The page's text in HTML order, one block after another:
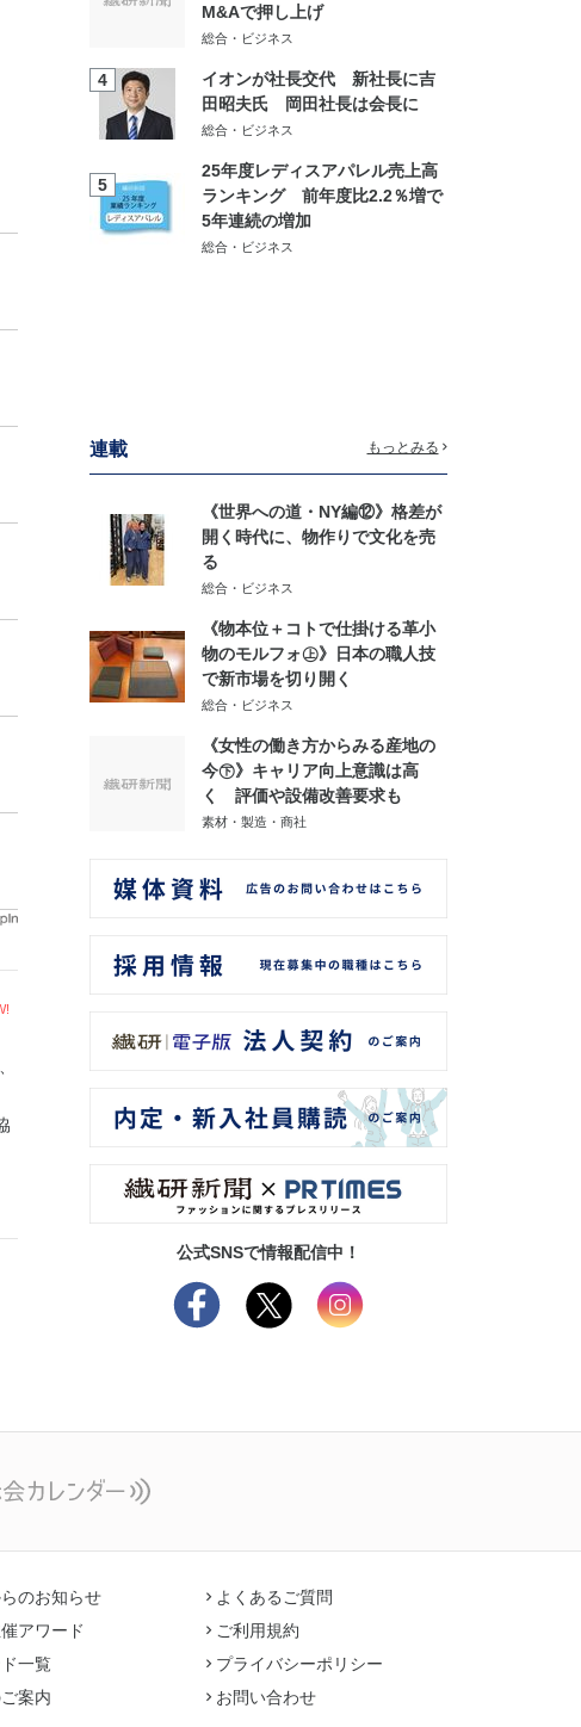
M&Aで押し上げ
総合・ビジネス
4
イオンが社長交代 新社長に吉
田昭夫氏 岡田社長は会長に
総合・ビジネス
5
25年度レディスアパレル売上高
ランキング 前年度比2.2％増で
5年連続の増加
総合・ビジネス
連載 もっとみる
《世界への道・NY編⑫》格差が
開く時代に、物作りで文化を売
る
総合・ビジネス
《物本位＋コトで仕掛ける革小
物のモルフォ㊤》日本の職人技
で新市場を切り開く
総合・ビジネス
《女性の働き方からみる産地の
今㊦》キャリア向上意識は高
く 評価や設備改善要求も
素材・製造・商社
公式SNSで情報配信中！
のお知らせ
アワード
一覧
案内
よくあるご質問
ご利用規約
プライバシーポリシー
お問い合わせ